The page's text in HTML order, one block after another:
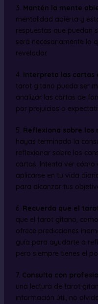
3. Mantén la mente
mentalidad abierta y
respuestas que puedan
será necesariamente lo
revelador.
4. Interpreta las cartas
tarot gitano pueda ser
analizar las cartas de
por prejuicios o
5. Reflexiona sobre los
hayas terminado la
reflexionar sobre los
cartas. Intenta ver cómo
aplicarse en tu vida
para alcanzar tus
6. Recuerda que el
que el tarot gitano,
ofrece predicciones
guía para ayudarte a
pero siempre tienes el
7. Consulta con
una lectura de tarot
información útil, no